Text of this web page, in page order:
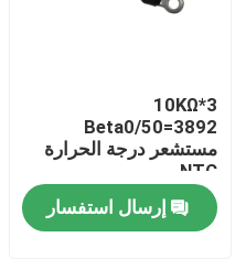
10KΩ*3
Beta0/50=3892
مستشعر درجة الحرارة
NTC
إرسال استفسار